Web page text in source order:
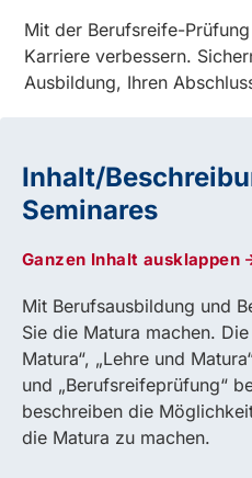
Mit der Berufsreife-
Karriere verbessern.
Ausbildung, Ihren
Inhalt/
Seminares
Ganzen Inhalt ausklappen
Mit Berufsausbildung und
Sie die Matura machen.
Matura“, „Lehre und
und „Berufsreifeprüfung“
beschreiben die
die Matura zu machen.